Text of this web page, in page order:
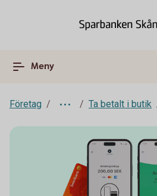
Meny
Företag Ta betalt i butik